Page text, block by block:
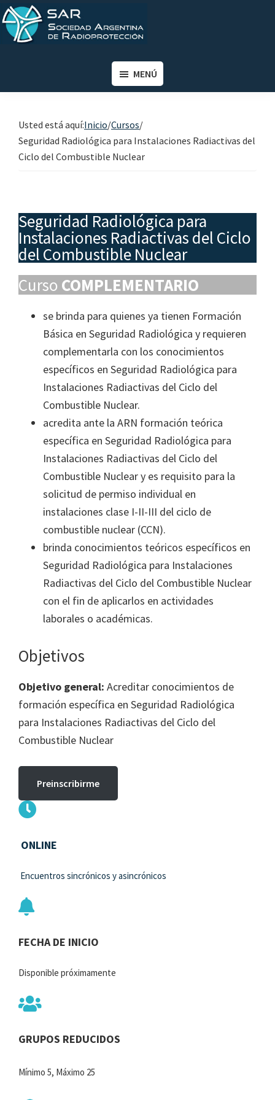
Saltar
al
contenido
Saltar
al
de
MENÚ
Usted está aquí:Inicio/Cursos/
Seguridad Radiológica para Instalaciones Radiactivas del
Ciclo del Combustible Nuclear
Seguridad Radiológica para
Instalaciones Radiactivas del Ciclo
del Combustible Nuclear
Curso COMPLEMENTARIO
se brinda para quienes ya tienen Formación
Básica en Seguridad Radiológica y requieren
complementarla con los conocimientos
específicos en Seguridad Radiológica para
Instalaciones Radiactivas del Ciclo del
Combustible Nuclear.
acredita ante la ARN formación teórica
específica en Seguridad Radiológica para
Instalaciones Radiactivas del Ciclo del
Combustible Nuclear y es requisito para la
solicitud de permiso individual en
instalaciones clase I-II-III del ciclo de
combustible nuclear (CCN).
brinda conocimientos teóricos específicos en
Seguridad Radiológica para Instalaciones
Radiactivas del Ciclo del Combustible Nuclear
con el fin de aplicarlos en actividades
laborales o académicas.
Objetivos
Objetivo general: Acreditar conocimientos de
formación específica en Seguridad Radiológica
para Instalaciones Radiactivas del Ciclo del
Combustible Nuclear
Preinscribirme
ONLINE
Encuentros sincrónicos y asincrónicos
FECHA DE INICIO
Disponible próximamente
GRUPOS REDUCIDOS
Mínimo 5, Máximo 25